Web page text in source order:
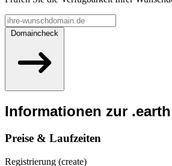
Domaincheck
Informationen zur .earth
Preise & Laufzeiten
Registrierung (create)